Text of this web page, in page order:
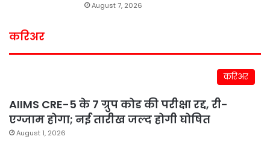
August 7, 2026
करिअर
करिअर
AIIMS CRE-5 के 7 ग्रुप कोड की परीक्षा रद्द, री-
एग्जाम होगा; नई तारीख जल्द होगी घोषित
August 1, 2026